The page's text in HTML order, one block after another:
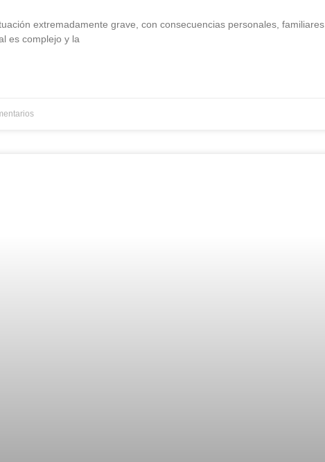
extremadamente grave, con consecuencias personales, familiares
es complejo y la